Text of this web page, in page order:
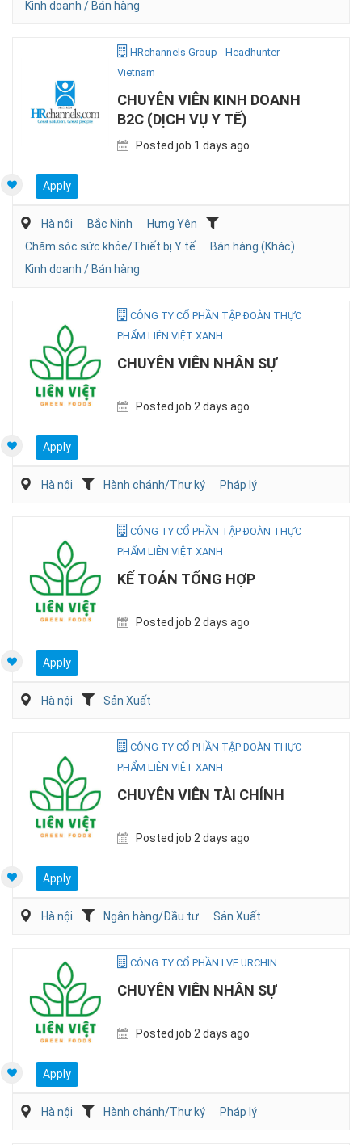
Kinh doanh / Bán hàng
HRchannels Group - Headhunter
Vietnam
CHUYÊN VIÊN KINH DOANH
B2C (DỊCH VỤ Y TẾ)
Posted job 1 days ago
Apply
Hà nội Bắc Ninh
Hưng Yên
Chăm sóc sức khỏe/Thiết bị Y tế
Bán hàng (Khác)
Kinh doanh / Bán hàng
CÔNG TY CỔ PHẦN TẬP ĐOÀN THỰC
PHẨM LIÊN VIỆT XANH
CHUYÊN VIÊN NHÂN SỰ
Posted job 2 days ago
Apply
Hà nội Hành chánh/Thư ký Pháp lý
CÔNG TY CỔ PHẦN TẬP ĐOÀN THỰC
PHẨM LIÊN VIỆT XANH
KẾ TOÁN TỔNG HỢP
Posted job 2 days ago
Apply
Hà nội Sản Xuất
CÔNG TY CỔ PHẦN TẬP ĐOÀN THỰC
PHẨM LIÊN VIỆT XANH
CHUYÊN VIÊN TÀI CHÍNH
Posted job 2 days ago
Apply
Hà nội Ngân hàng/Đầu tư Sản Xuất
CÔNG TY CỔ PHẦN LVE URCHIN
CHUYÊN VIÊN NHÂN SỰ
Posted job 2 days ago
Apply
Hà nội Hành chánh/Thư ký Pháp lý